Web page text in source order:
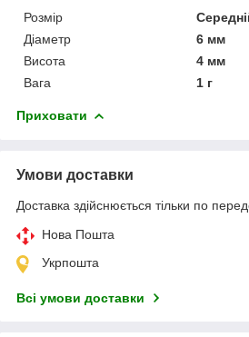
Розмір
Діаметр
6 мм
Висота
4 мм
Вага
1 г
Приховати
Умови доставки
Доставка здійснюється тільки по
Нова Пошта
Укрпошта
Всі умови доставки